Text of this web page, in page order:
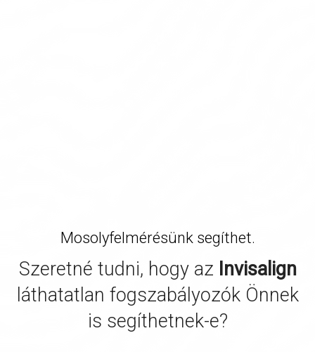
Mosolyfelmérésünk segíthet.
Szeretné tudni, hogy az Invisalign
láthatatlan fogszabályozók Önnek
is segíthetnek-e?